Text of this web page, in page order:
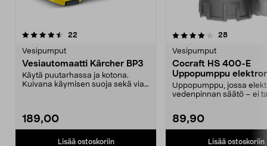
22
Vesipumput
Vesiautomaatti Kärcher BP3
Käytä puutarhassa ja kotona.
Kuivana käymisen suoja sekä vian
189,00
Lisää ostoskoriin
4.0 viidestä
28arvostelut
Vesipumput
Cocraft HS 400-E
Uppopumppu
pintakytkin
Uppopumppu, jossa
vedenpinnan säätö – ei
89,90
Lisää ostoskoriin
4.5 viidestä